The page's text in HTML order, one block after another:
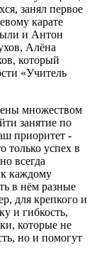
занял первое
карате
и Антон
Алёна
который
«Учитель
множеством
занятие по
приоритет -
только успех в
всегда
к каждому
в нём разные
для крепкого и
и гибкость,
которые не
но и помогут